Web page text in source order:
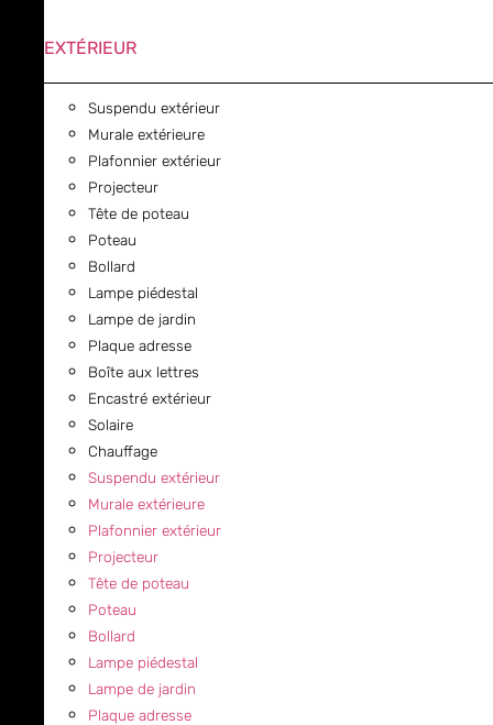
EXTÉRIEUR
Suspendu extérieur
Murale extérieure
Plafonnier extérieur
Projecteur
Tête de poteau
Poteau
Bollard
Lampe piédestal
Lampe de jardin
Plaque adresse
Boîte aux lettres
Encastré extérieur
Solaire
Chauffage
Suspendu extérieur
Murale extérieure
Plafonnier extérieur
Projecteur
Tête de poteau
Poteau
Bollard
Lampe piédestal
Lampe de jardin
Plaque adresse